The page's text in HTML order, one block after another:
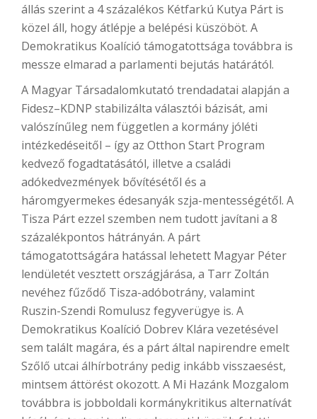
állás szerint a 4 százalékos Kétfarkú Kutya Párt is
közel áll, hogy átlépje a belépési küszöböt. A
Demokratikus Koalíció támogatottsága továbbra is
messze elmarad a parlamenti bejutás határától.
A Magyar Társadalomkutató trendadatai alapján a
Fidesz–KDNP stabilizálta választói bázisát, ami
valószínűleg nem független a kormány jóléti
intézkedéseitől – így az Otthon Start Program
kedvező fogadtatásától, illetve a családi
adókedvezmények bővítésétől és a
háromgyermekes édesanyák szja-mentességétől. A
Tisza Párt ezzel szemben nem tudott javítani a 8
százalékpontos hátrányán. A párt
támogatottságára hatással lehetett Magyar Péter
lendületét vesztett országjárása, a Tarr Zoltán
nevéhez fűződő Tisza-adóbotrány, valamint
Ruszin-Szendi Romulusz fegyverügye is. A
Demokratikus Koalíció Dobrev Klára vezetésével
sem talált magára, és a párt által napirendre emelt
Szőlő utcai álhírbotrány pedig inkább visszaesést,
mintsem áttörést okozott. A Mi Hazánk Mozgalom
továbbra is jobboldali kormánykritikus alternatívát